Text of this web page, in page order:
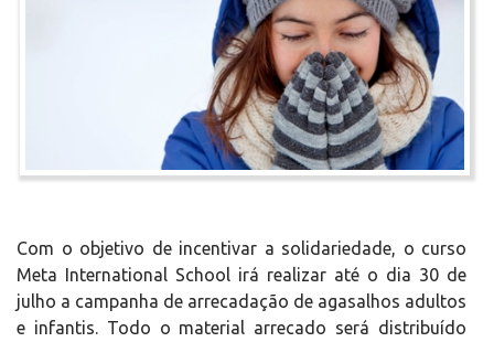
Com o objetivo de incentivar a solidariedade, o curso
Meta International School irá realizar até o dia 30 de
julho a campanha de arrecadação de agasalhos adultos
e infantis. Todo o material arrecado será distribuído